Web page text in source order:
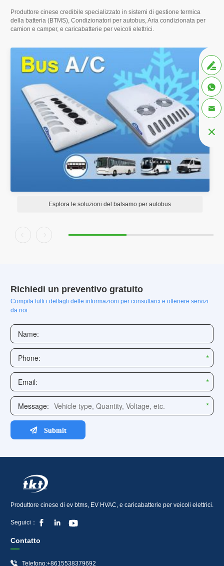
Produttore cinese credibile specializzato in sistemi di gestione termica
della batteria (BTMS), Condizionatori per autobus,Aria condizionata per
camion e camper, e caricabatterie per veicoli elettrici.
Esplora le soluzioni del balsamo per autobus




Richiedi un preventivo gratuito
Compila tutti i dettagli delle informazioni per consultarci e ottenere servizi
da noi.
Produttore cinese di ev btms, EV HVAC, e caricabatterie per veicoli elettrici.
Seguici：   
Contatto
 Telefono:+8615538379692